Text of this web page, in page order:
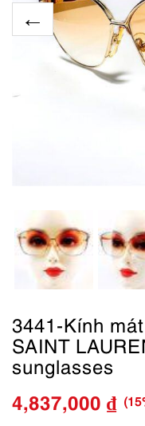
3441-Kính
SAINT
sunglasses
Giá
4,837,000 ₫
Giá